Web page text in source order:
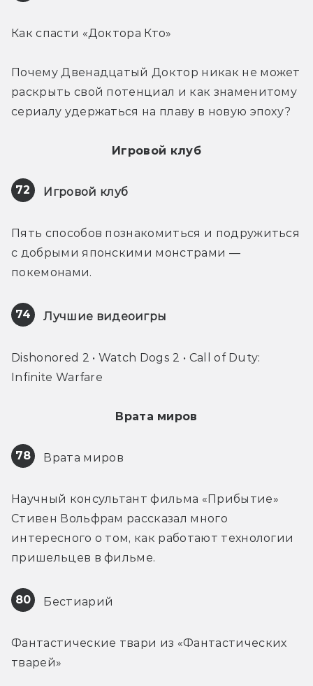
Как спасти «Доктора Кто»
Почему Двенадцатый Доктор никак не может
раскрыть свой потенциал и как знаменитому
сериалу удержаться на плаву в новую эпоху?
Игровой клуб
72 Игровой клуб
Пять способов познакомиться и подружиться
с добрыми японскими монстрами —
покемонами.
74 Лучшие видеоигры
Dishonored 2 • Watch Dogs 2 • Call of Duty:
Infinite Warfare
Врата миров
78 Врата миров
Научный консультант фильма «Прибытие»
Стивен Вольфрам рассказал много
интересного о том, как работают технологии
пришельцев в фильме.
80 Бестиарий
Фантастические твари из «Фантастических
тварей»